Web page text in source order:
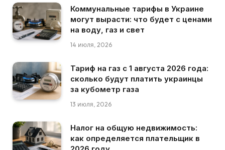
Коммунальные тарифы в Украине
могут вырасти: что будет с ценами
на воду, газ и свет
14 июля, 2026
Тариф на газ с 1 августа 2026 года:
сколько будут платить украинцы
за кубометр газа
13 июля, 2026
Налог на общую недвижимость:
как определяется плательщик в